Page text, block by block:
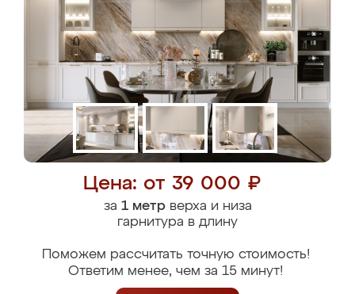
Цена: от 39 000 ₽
за 1 метрверха и низа
гарнитура в длину
Поможем рассчитать точную стоимость!
Ответим менее, чем за 15 минут!